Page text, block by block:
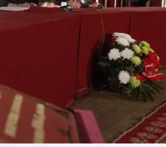
Перник, 24°C
Плевен 30
, °C
27°C
Силистра, 28 °C
Сливен, 28 °C
Смолян 24 °C
София, 27°C